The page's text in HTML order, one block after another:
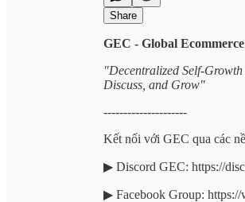
Share
GEC - Global
"Decentralized Self-
Discuss, and Grow"
---------------------
Kết nối với GEC qua các
▶︎ Discord GEC: https://
▶︎ Facebook Group: https://